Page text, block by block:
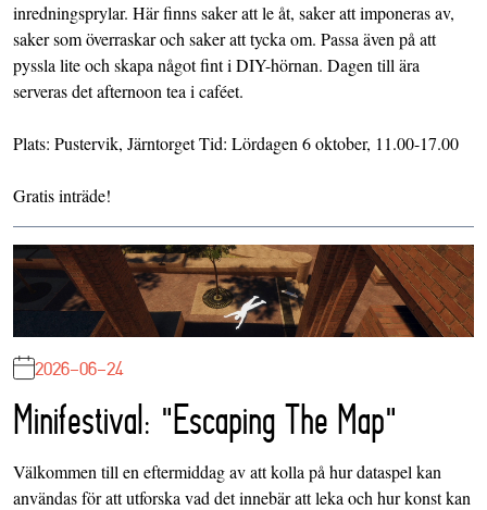
inredningsprylar. Här finns saker att le åt, saker att imponeras av,
saker som överraskar och saker att tycka om. Passa även på att
pyssla lite och skapa något fint i DIY-hörnan. Dagen till ära
serveras det afternoon tea i caféet.
Plats: Pustervik, Järntorget Tid: Lördagen 6 oktober, 11.00-17.00
Gratis inträde!
2026-06-24
Minifestival: "Escaping The Map"
Välkommen till en eftermiddag av att kolla på hur dataspel kan
användas för att utforska vad det innebär att leka och hur konst kan